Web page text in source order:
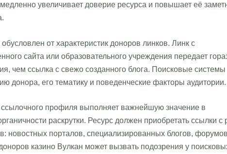
медленно увеличивает доверие ресурса и повышает её
от характеристик доноров линков. Линк с
сайта или образовательного учреждения передает
чем ссылка с свежо созданного блога. Поисковые системы
донора, его тематику и поведенческие факторы аудитории.
ссылочного профиля выполняет важнейшую значение в
раскрутки. Ресурс должен приобретать ссылки с
новостных порталов, специализированных блогов,
казино Вулкан может вызвать подозрения у